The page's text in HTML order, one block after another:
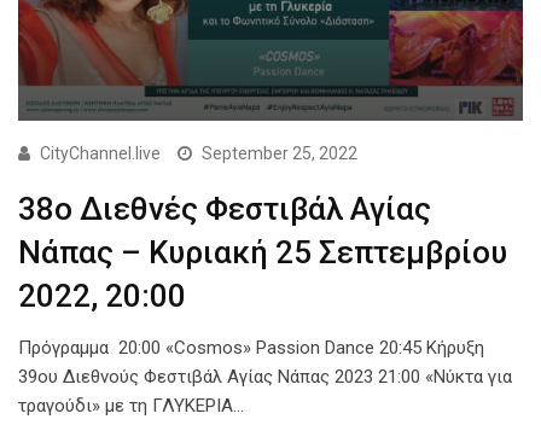
CityChannel.live September 25, 2022
38ο Διεθνές Φεστιβάλ Αγίας
Νάπας – Κυριακή 25 Σεπτεμβρίου
2022, 20:00
Πρόγραμμα 20:00 «Cosmos» Passion Dance 20:45 Κήρυξη
39ου Διεθνούς Φεστιβάλ Αγίας Νάπας 2023 21:00 «Νύκτα για
τραγούδι» με τη ΓΛΥΚΕΡΙΑ…